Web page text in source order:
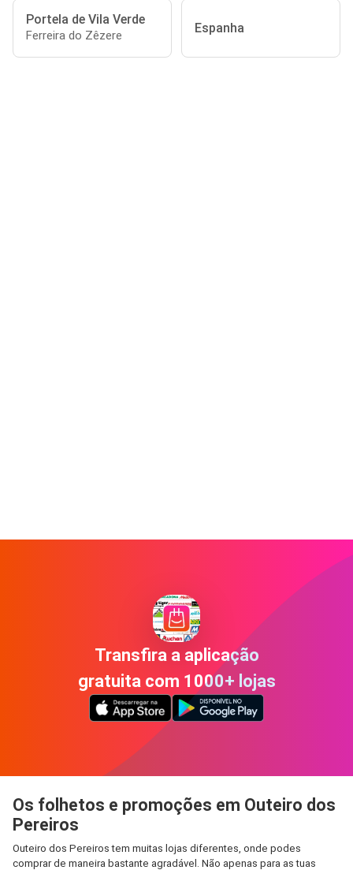
Portela de Vila Verde
Ferreira do Zêzere Espanha
Transfira a aplicação
gratuita com 1000+ lojas
Os folhetos e promoções em Outeiro dos
Pereiros
Outeiro dos Pereiros tem muitas lojas diferentes, onde podes
comprar de maneira bastante agradável. Não apenas para as tuas